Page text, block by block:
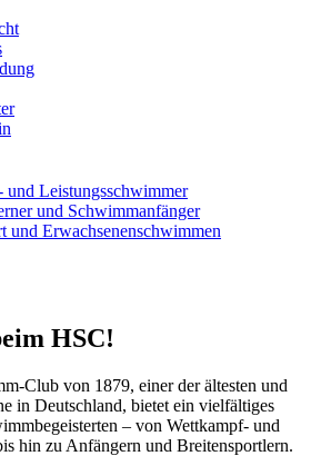
und Leistungsschwimmer
und Schwimmanfänger
und Erwachsenenschwimmen
HSC!
Club von 1879, einer der ältesten und
in Deutschland, bietet ein vielfältiges
– von Wettkampf- und
hin zu Anfängern und Breitensportlern.